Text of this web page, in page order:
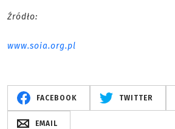
Źródło:
www.soia.org.pl
FACEBOOK TWITTER
EMAIL